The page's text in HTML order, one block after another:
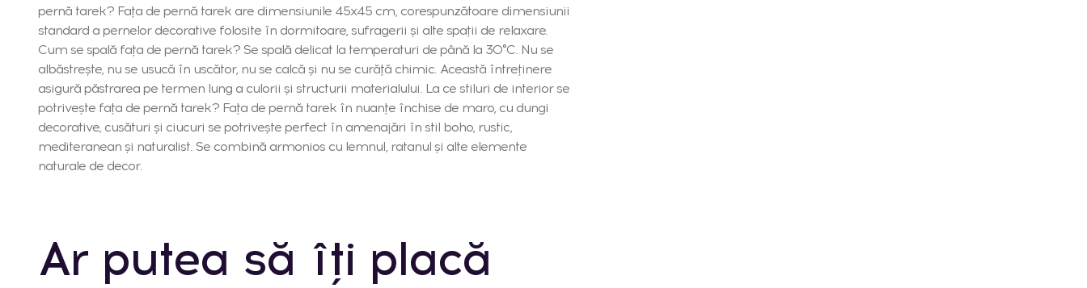
pernă tarek? Fața de pernă tarek are dimensiunile 45x45 cm, corespunzătoare dimensiunii
standard a pernelor decorative folosite în dormitoare, sufragerii și alte spații de relaxare.
Cum se spală fața de pernă tarek? Se spală delicat la temperaturi de până la 30°C. Nu se
albăstrește, nu se usucă în uscător, nu se calcă și nu se curăță chimic. Această întreținere
asigură păstrarea pe termen lung a culorii și structurii materialului. La ce stiluri de interior se
potrivește fața de pernă tarek? Fața de pernă tarek în nuanțe închise de maro, cu dungi
decorative, cusături și ciucuri se potrivește perfect în amenajări în stil boho, rustic,
mediteranean și naturalist. Se combină armonios cu lemnul, ratanul și alte elemente
naturale de decor.
Ar putea să îți placă